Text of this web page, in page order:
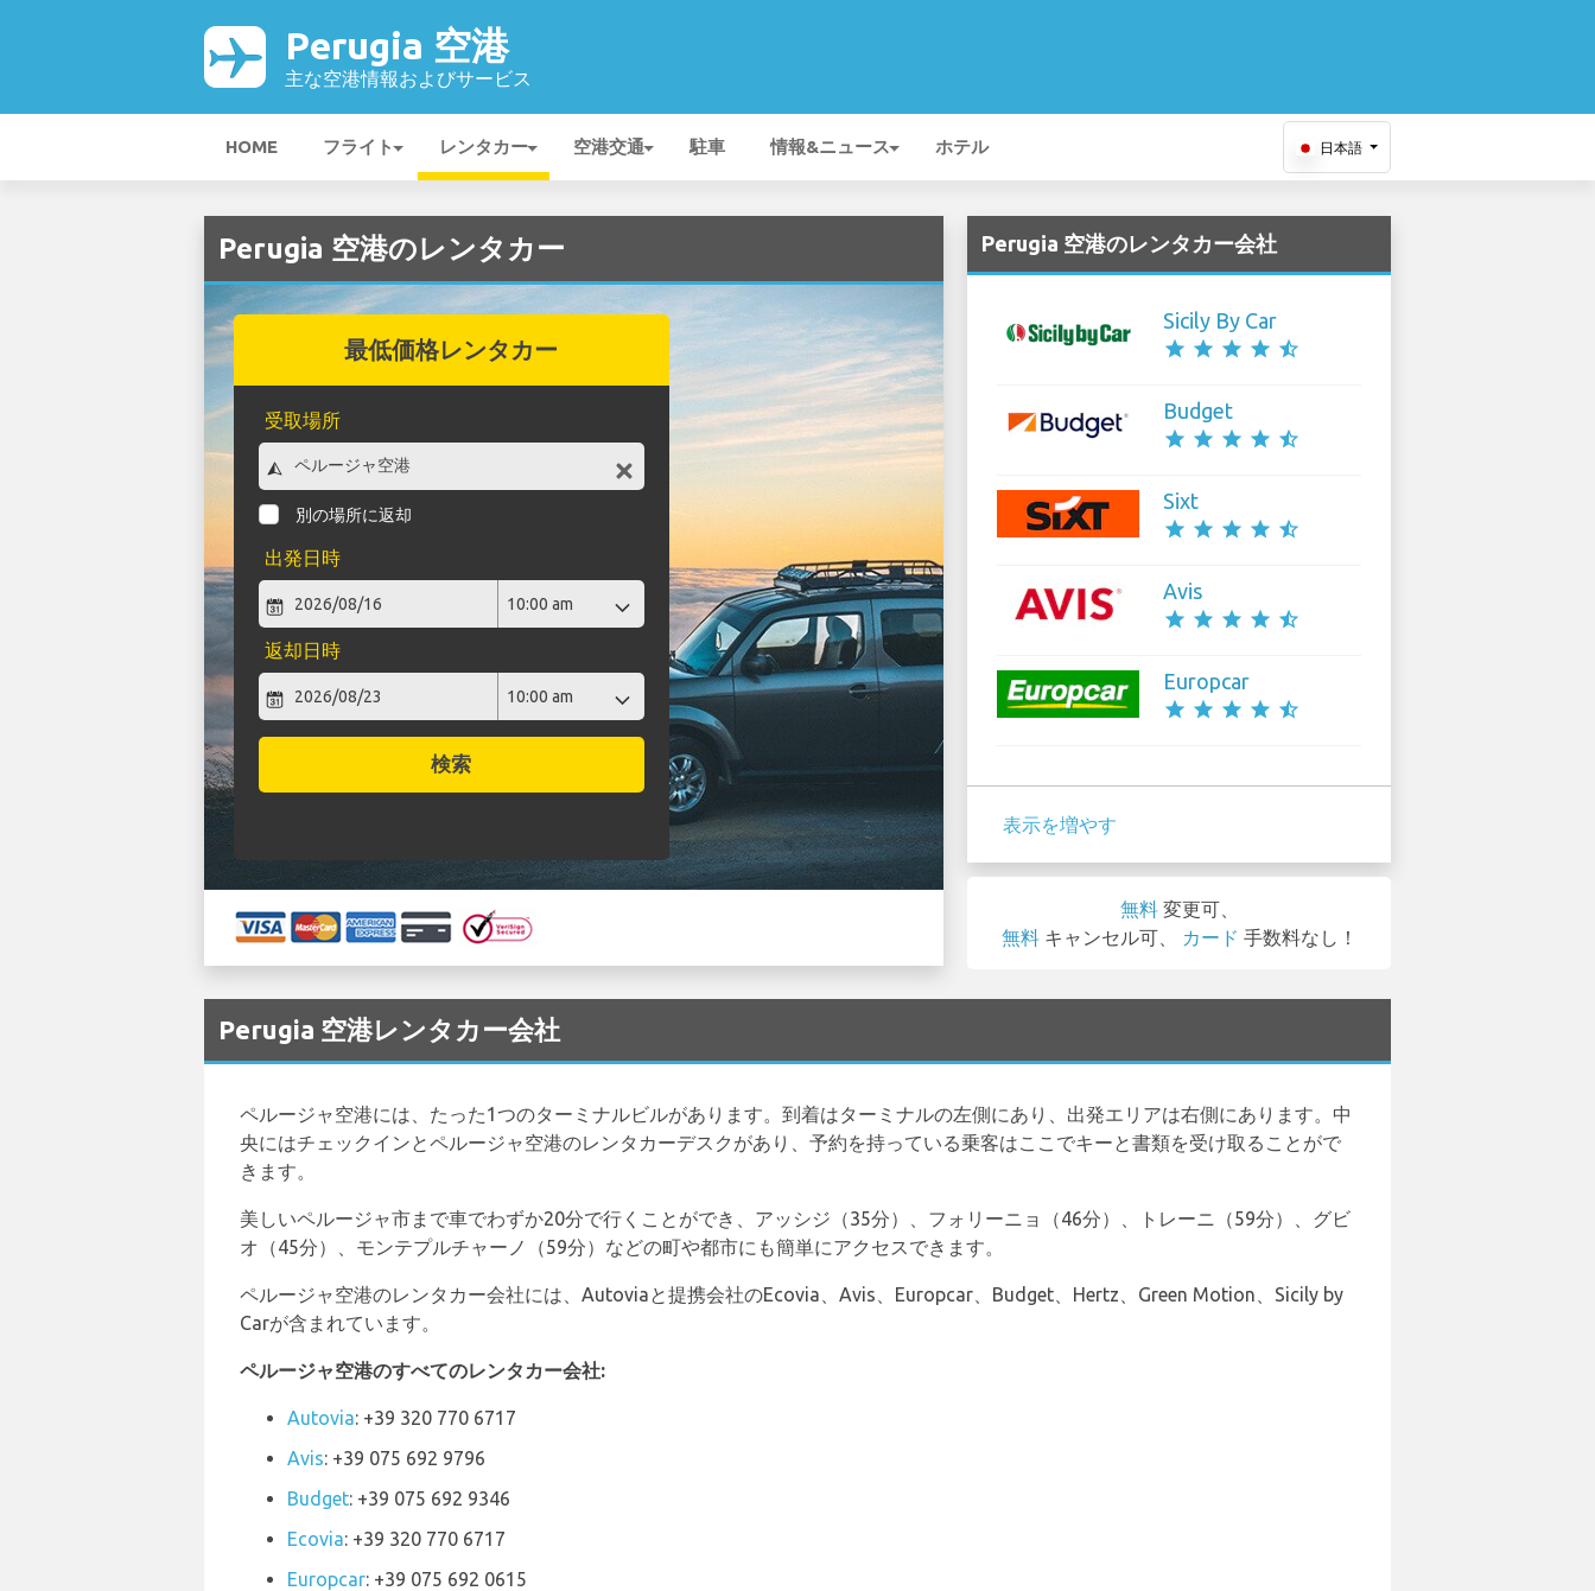
Perugia 空港
主な空港情報およびサービス
HOME フライト レンタカー 空港交通 駐車 情報&ニュース ホテル 日本語
Perugia 空港のレンタカー
最低価格レンタカー
受取場所
別の場所に返却
出発日時
返却日時
検索
Perugia 空港のレンタカー会社
Sicily By Car
star star star star star_half
Budget
star star star star star_half
Sixt
star star star star star_half
Avis
star star star star star_half
Europcar
star star star star star_half
表示を増やす
無料変更可、
無料キャンセル可、 カード 手数料なし！
Perugia 空港レンタカー会社
ペルージャ空港には、たった1つのターミナルビルがあります。到着はターミナルの左側にあり、出発エリアは右側にあります。中
央にはチェックインとペルージャ空港のレンタカーデスクがあり、予約を持っている乗客はここでキーと書類を受け取ることがで
きます。
美しいペルージャ市まで車でわずか20分で行くことができ、アッシジ（35分）、フォリーニョ（46分）、トレーニ（59分）、グビ
オ（45分）、モンテプルチャーノ（59分）などの町や都市にも簡単にアクセスできます。
ペルージャ空港のレンタカー会社には、Autoviaと提携会社のEcovia、Avis、Europcar、Budget、Hertz、Green Motion、Sicily by
Carが含まれています。
ペルージャ空港のすべてのレンタカー会社:
Autovia: +39 320 770 6717
Avis: +39 075 692 9796
Budget: +39 075 692 9346
Ecovia: +39 320 770 6717
Europcar: +39 075 692 0615